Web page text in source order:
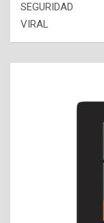
SEGURIDAD
VIRAL